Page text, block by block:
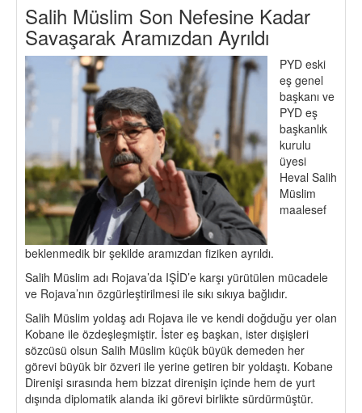
Salih Müslim Son Nefesine Kadar
Savaşarak Aramızdan Ayrıldı
PYD eski
eş genel
başkanı ve
PYD eş
başkanlık
kurulu
üyesi
Heval Salih
Müslim
maalesef
beklenmedik bir şekilde aramızdan fiziken ayrıldı.
Salih Müslim adı Rojava’da IŞİD’e karşı yürütülen mücadele
ve Rojava’nın özgürleştirilmesi ile sıkı sıkıya bağlıdır.
Salih Müslim yoldaş adı Rojava ile ve kendi doğduğu yer olan
Kobane ile özdeşleşmiştir. İster eş başkan, ister dışişleri
sözcüsü olsun Salih Müslim küçük büyük demeden her
görevi büyük bir özveri ile yerine getiren bir yoldaştı. Kobane
Direnişi sırasında hem bizzat direnişin içinde hem de yurt
dışında diplomatik alanda iki görevi birlikte sürdürmüştür.